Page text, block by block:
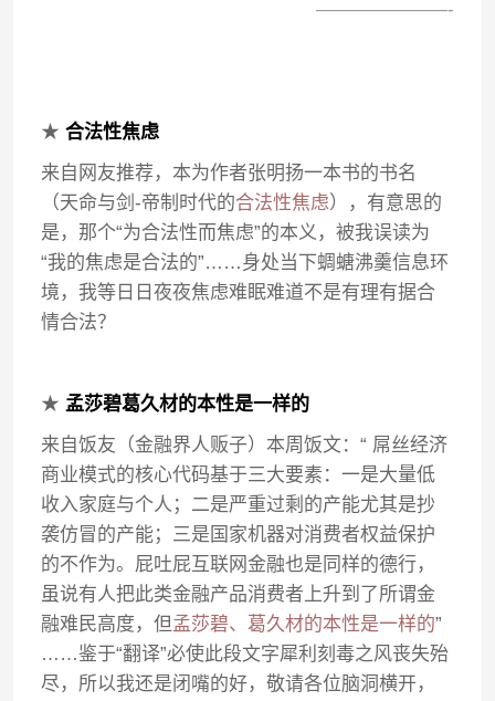
———————-
★合法性焦虑
来自网友推荐，本为作者张明扬一本书的书名
（天命与剑-帝制时代的合法性焦虑），有意思的
是，那个“为合法性而焦虑”的本义，被我误读为
“我的焦虑是合法的”……身处当下蜩螗沸羹信息环
境，我等日日夜夜焦虑难眠难道不是有理有据合
情合法？
★孟莎碧葛久材的本性是一样的
来自饭友（金融界人贩子）本周饭文：“ 屌丝经济
商业模式的核心代码基于三大要素：一是大量低
收入家庭与个人；二是严重过剩的产能尤其是抄
袭仿冒的产能；三是国家机器对消费者权益保护
的不作为。屁吐屁互联网金融也是同样的德行，
虽说有人把此类金融产品消费者上升到了所谓金
融难民高度，但孟莎碧、葛久材的本性是一样的”
……鉴于“翻译”必使此段文字犀利刻毒之风丧失殆
尽，所以我还是闭嘴的好，敬请各位脑洞横开，